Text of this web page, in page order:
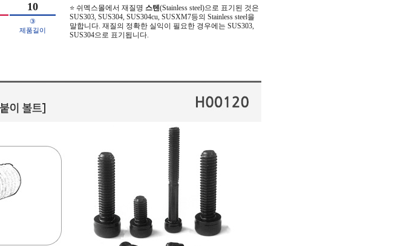
10
③
제품길이
⭐ 쉬멕스몰에서 재질명 스텐(Stainless steel)으로 표기된 것은
SUS303, SUS304, SUS304cu, SUSXM7등의 Stainless steel을
말합니다. 재질의 정확한 실익이 필요한 경우에는 SUS303,
SUS304으로 표기됩니다.